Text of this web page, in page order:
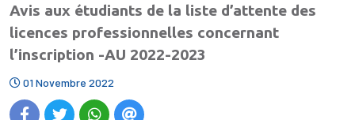
Avis aux étudiants de la liste d’attente des
licences professionnelles concernant
l’inscription -AU 2022-2023
01 Novembre 2022